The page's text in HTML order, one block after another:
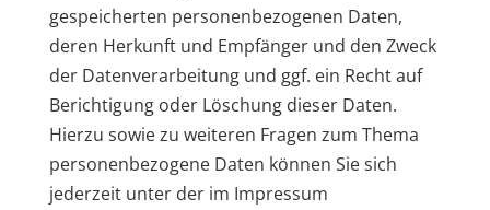
gespeicherten personenbezogenen Daten,
deren Herkunft und Empfänger und den Zweck
der Datenverarbeitung und ggf. ein Recht auf
Berichtigung oder Löschung dieser Daten.
Hierzu sowie zu weiteren Fragen zum Thema
personenbezogene Daten können Sie sich
jederzeit unter der im Impressum